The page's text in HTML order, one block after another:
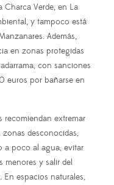
Verde, en La
y tampoco está
Además,
en zonas protegidas
con sanciones
euros por bañarse en
recomiendan extremar
desconocidas,
a poco al agua, evitar
menores y salir del
espacios naturales,